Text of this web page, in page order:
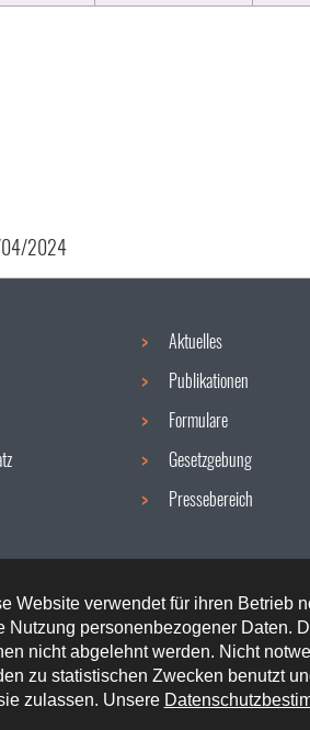
Website verwendet für ihren Betrieb
Nutzung personenbezogener Daten.
nicht abgelehnt werden. Nicht
zu statistischen Zwecken benutzt
zulassen. Unsere
2024
Aktuelles
Publikationen
Formulare
Gesetzgebung
Pressebereich
Barrierefreiheit Rechtliche Aspekte